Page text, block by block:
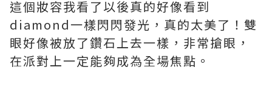
這個妝容我看了以後真的好像看到
diamond一樣閃閃發光，真的太美了！雙
眼好像被放了鑽石上去一樣，非常搶眼，
在派對上一定能夠成為全場焦點。